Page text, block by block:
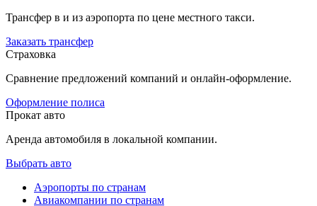
Трансфер в и из аэропорта по цене местного такси.
Заказать трансфер
Страховка
Сравнение предложений компаний и онлайн-оформление.
Оформление полиса
Прокат авто
Аренда автомобиля в локальной компании.
Выбрать авто
Аэропорты по странам
Авиакомпании по странам